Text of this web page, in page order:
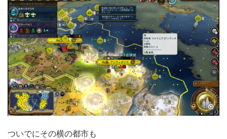
ついでにその横の都市も